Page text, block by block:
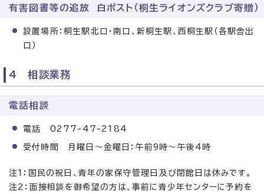
有害図書等の追放 白ポスト（桐生ライオンズクラブ寄贈）
設置場所：桐生駅北口・南口、新桐生駅、西桐生駅（各駅舎出
口）
4 相談業務
電話相談
電話 0277-47-2184
受付時間 月曜日～金曜日：午前9時～午後4時
注1：国民の祝日、青年の家保守管理日及び閉館日は休みです。
注2：面接相談を御希望の方は、事前に青少年センターに予約を